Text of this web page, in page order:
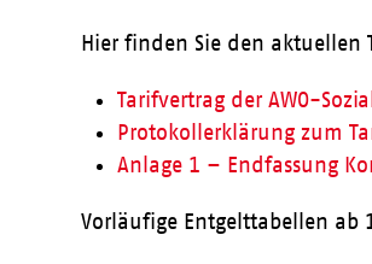
Hier finden Sie den aktuellen
Tarifvertrag der AWO-
Protokollerklärung zum
Anlage 1 – Endfassung
Vorläufige Entgelttabellen ab